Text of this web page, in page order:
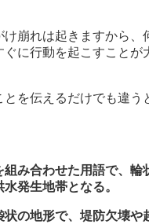
崩れは起きますから、
に行動を起こすことが
を伝えるだけでも違う
み合わせた用語で、輪
発生地帯となる。
の地形で、堤防欠壊や